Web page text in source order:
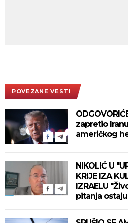
POVEZANE VESTI
zapretio
američkog
NIKOLIĆ U
KRIJE IZA
IZRAELU
pitanja